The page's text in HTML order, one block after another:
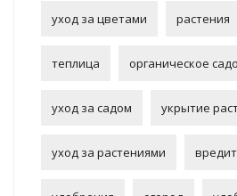
уход за цветами растения
теплица органическое
уход за садом укрытие
уход за растениями